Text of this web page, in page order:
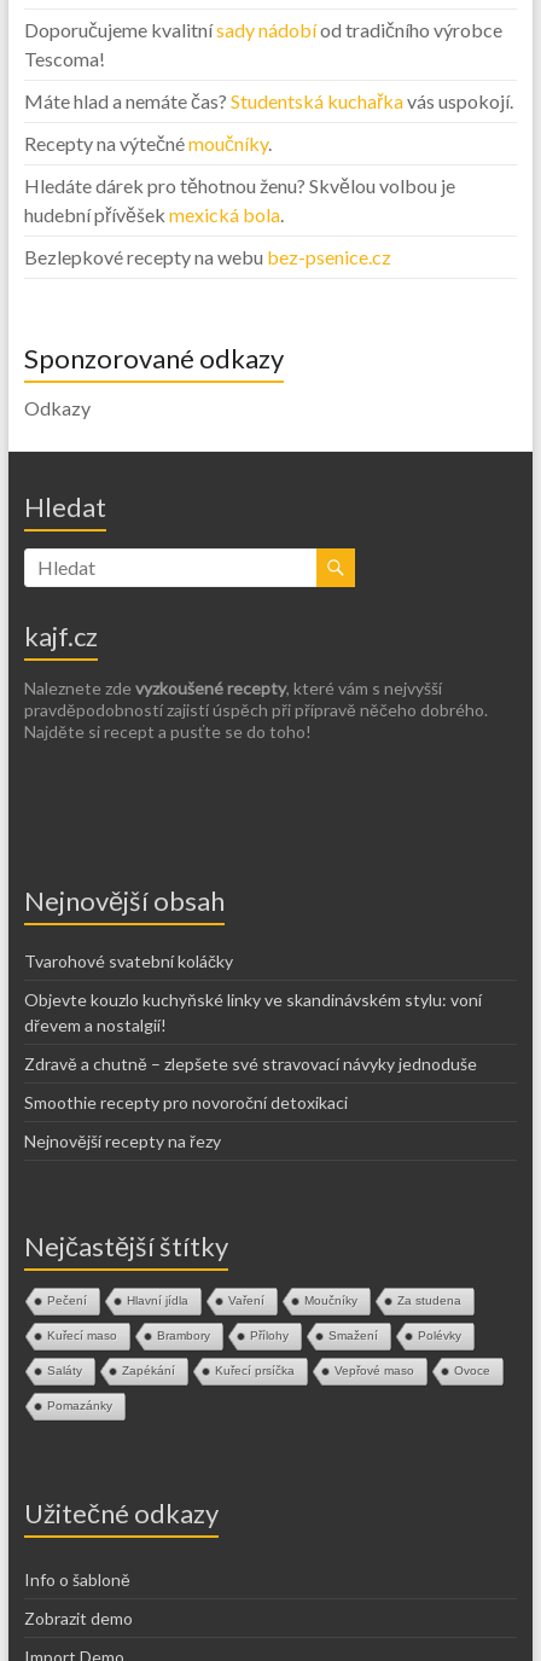
Doporučujeme kvalitnísady nádobíod tradičního výrobce
Tescoma!
Máte hlad a nemáte čas? Studentská kuchařkavás uspokojí.
Recepty na výtečnémoučníky.
Hledáte dárek pro těhotnou ženu? Skvělou volbou je
hudební přívěšek mexická bola.
Bezlepkové recepty na webu bez-psenice.cz
Sponzorované odkazy
Odkazy
Hledat
kajf.cz
Naleznete zde vyzkoušené recepty, které vám s nejvyšší
pravděpodobností zajistí úspěch při přípravě něčeho dobrého.
Najděte si recept a pusťte se do toho!
Nejnovější obsah
Tvarohové svatební koláčky
Objevte kouzlo kuchyňské linky ve skandinávském stylu: voní
dřevem a nostalgií!
Zdravě a chutně – zlepšete své stravovací návyky jednoduše
Smoothie recepty pro novoroční detoxikaci
Nejnovější recepty na řezy
Nejčastější štítky
Pečení Hlavní jídla Vaření Moučníky Za studena
Kuřecí maso Brambory Přílohy Smažení Polévky
Saláty Zapékání Kuřecí prsíčka Vepřové maso Ovoce
Pomazánky
Užitečné odkazy
Info o šabloně
Zobrazit demo
Import Demo